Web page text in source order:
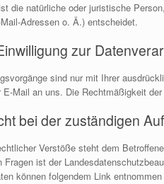
die natürliche oder juristische
Adressen o. Ä.) entscheidet.
zur
sind nur mit Ihrer
Mail an uns. Die Rechtmäßigkeit
bei der zuständigen
Verstöße steht dem
ist der
können folgendem Link entnommen